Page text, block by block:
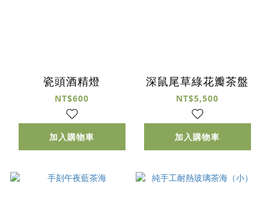
瓷頭酒精燈
NT$600
加入購物車
深鼠尾草綠花瓣茶盤
NT$5,500
加入購物車